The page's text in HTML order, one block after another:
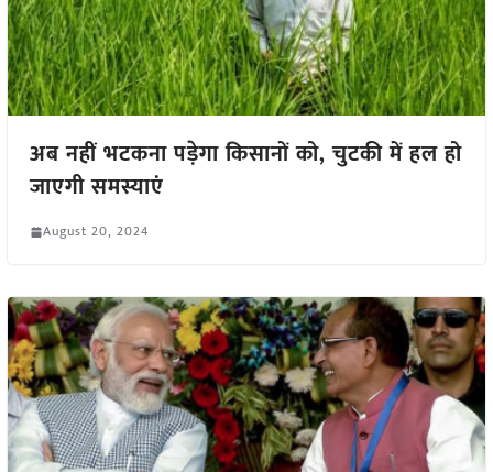
अब नहीं भटकना पड़ेगा किसानों को, चुटकी में हल हो
जाएगी समस्याएं
August 20, 2024